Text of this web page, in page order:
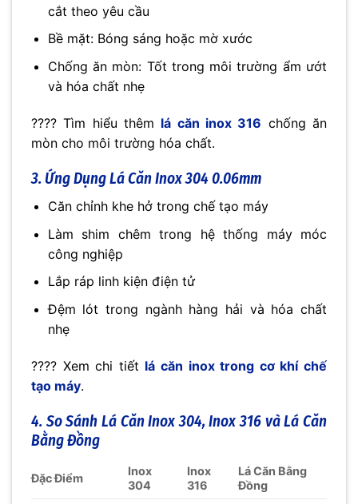
cắt theo yêu cầu
Bề mặt: Bóng sáng hoặc mờ xước
Chống ăn mòn: Tốt trong môi trường ẩm ướt
và hóa chất nhẹ
???? Tìm hiểu thêm lá căn inox 316 chống ăn
mòn cho môi trường hóa chất.
3. Ứng Dụng Lá Căn Inox 304 0.06mm
Căn chỉnh khe hở trong chế tạo máy
Làm shim chêm trong hệ thống máy móc
công nghiệp
Lắp ráp linh kiện điện tử
Đệm lót trong ngành hàng hải và hóa chất
nhẹ
???? Xem chi tiết lá căn inox trong cơ khí chế
tạo máy.
4. So Sánh Lá Căn Inox 304, Inox 316 và Lá Căn
Bằng Đồng
Đặc Điểm
Inox
304
Inox
316
Lá Căn Bằng
Đồng